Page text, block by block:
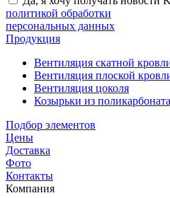
политикой обработки
персональных данных
Продукция
Вентиляция скатной
Вентиляция плоской
Вентиляция цоколя
Козырьки из поликарбоната
Подбор элементов
Цены
Доставка
Фото
Контакты
Компания